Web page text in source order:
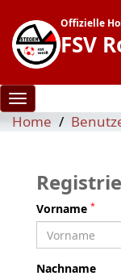
Offizielle
FSV
Toggle navigation
Home
Vorname *
Nachname